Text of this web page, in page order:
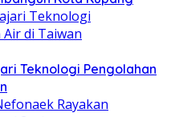
Teknologi Pengolahan